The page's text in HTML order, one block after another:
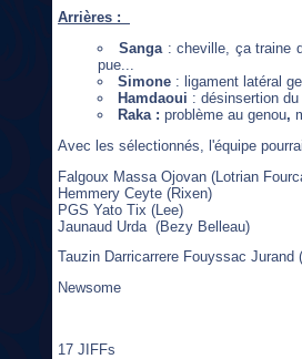
Arrières :
Sanga : cheville, ça traine
pue...
Simone: ligament latéral
Hamdaoui : désinsertion
Raka : problème au genou,
Avec les sélectionnés, l'équipe
Falgoux Massa Ojovan (Lotrian
Hemmery Ceyte (Rixen)
PGS Yato Tix (Lee)
Jaunaud Urda (Bezy Belleau)
Tauzin Darricarrere Fouyssac Jurand
Newsome
17 JIFFs